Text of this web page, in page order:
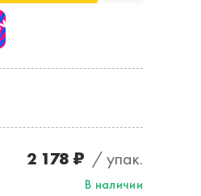
2 178 ₽ / упак.
В наличии